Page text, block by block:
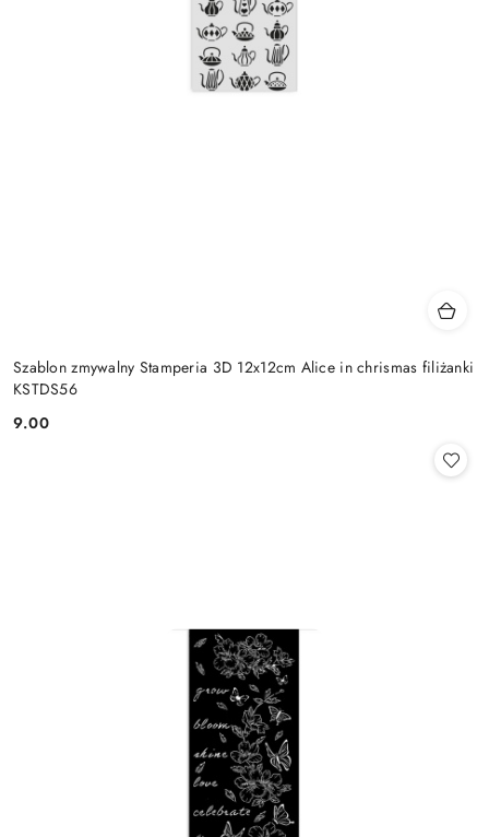
Szablon zmywalny Stamperia 3D 12x12cm Alice in chrismas filiżanki
KSTDS56
Cena:
9.00